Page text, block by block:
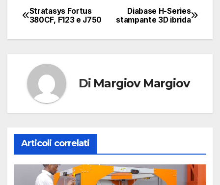
Navigazione
articoli
Diabase H-Series
stampante 3D ibrida
Stratasys Fortus
380CF, F123 e J750
Di Margiov Margiov
Articoli correlati